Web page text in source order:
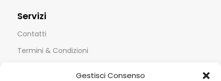
Gestisci Consenso
Servizi
Contatti
Termini & Condizioni